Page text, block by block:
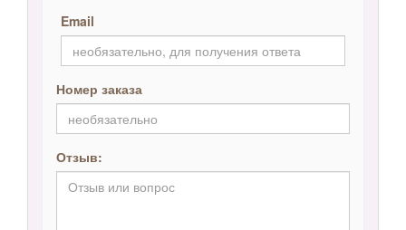
Email
Номер заказа
Отзыв: